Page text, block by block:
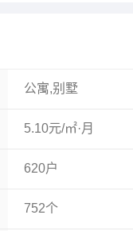
公寓,别墅
5.10元/㎡·月
620户
752个